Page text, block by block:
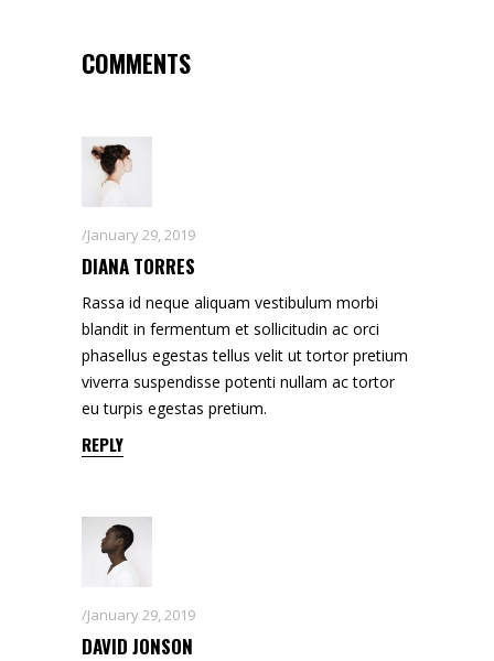
COMMENTS
January 29, 2019
DIANA TORRES
Rassa id neque aliquam vestibulum morbi
blandit in fermentum et sollicitudin ac orci
phasellus egestas tellus velit ut tortor pretium
viverra suspendisse potenti nullam ac tortor
eu turpis egestas pretium.
REPLY
January 29, 2019
DAVID JONSON